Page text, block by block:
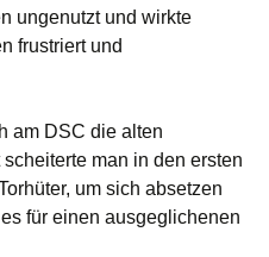
ungenutzt und wirkte
frustriert und
am DSC die alten
man in den ersten
um sich absetzen
für einen ausgeglichenen